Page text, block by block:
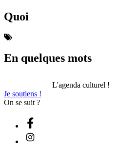
Quoi
En quelques mots
L'agenda culturel !
Je soutiens !
On se suit ?